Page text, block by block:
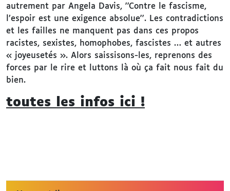
autrement par Angela Davis, ''Contre le fascisme,
l’espoir est une exigence absolue''. Les contradictions
et les failles ne manquent pas dans ces propos
racistes, sexistes, homophobes, fascistes … et autres
« joyeusetés ». Alors saissisons-les, reprenons des
forces par le rire et luttons là où ça fait nous fait du
bien.
toutes les infos ici !